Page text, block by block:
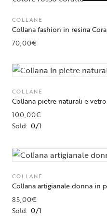
COLLANE
Collana fashion in resina
70,00€
COLLANE
Collana pietre naturali e
100,00€
Sold: 0/1
COLLANE
Collana artigianale donna in
85,00€
Sold: 0/1